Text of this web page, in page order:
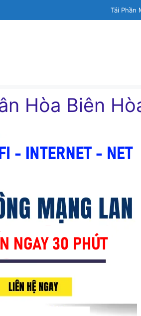
Tải Phần
Hòa Biên